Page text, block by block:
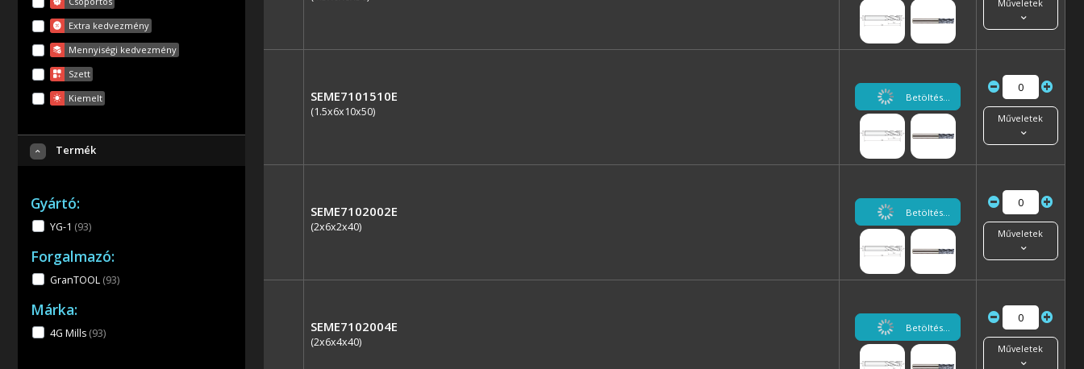
Extra kedvezmény
Mennyiségi kedvezmény
Szett
Kiemelt
Termék
Gyártó:
YG-1 (93)
Forgalmazó:
GranTOOL (93)
Márka:
4G Mills (93)
Műveletek
SEME7101510E
(1.5x6x10x50)
Betöltés...
Műveletek
SEME7102002E
(2x6x2x40)
Betöltés...
Műveletek
SEME7102004E
(2x6x4x40)
Betöltés...
Műveletek